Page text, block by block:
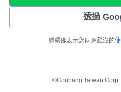
透過
繼續即表示您同意酷澎的
©Coupang Taiwan